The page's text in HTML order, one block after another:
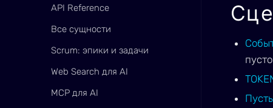
API Reference
Все сущности
Scrum: эпики и задачи
Web Search для AI
MCP для AI